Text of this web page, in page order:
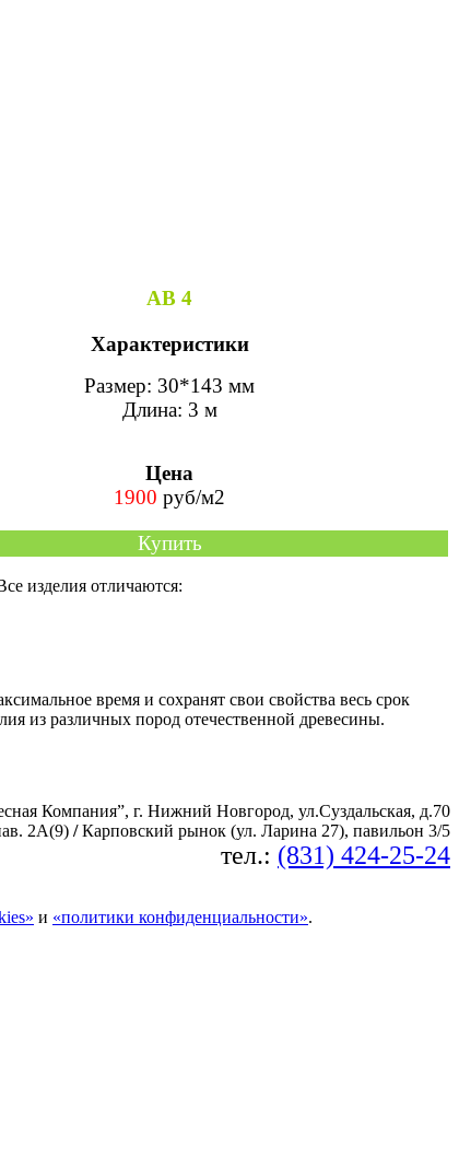
АВ 4
Характеристики
Размер: 30*143 мм
Длина: 3 м
Цена
1900 руб/м2
Купить
изделия отличаются:
время и сохранят свои свойства весь срок
из различных пород отечественной древесины.
Компания”, г. Нижний Новгород, ул.Суздальская, д.70
2А(9) /Карповский рынок (ул. Ларина 27), павильон 3/5
тел.: (831) 424-25-24
и «политики конфиденциальности».